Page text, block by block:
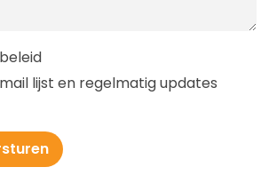
lijst en regelmatig updates